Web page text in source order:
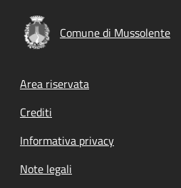
Comune di Mussolente
Footer menu
Area riservata
Crediti
Informativa privacy
Note legali